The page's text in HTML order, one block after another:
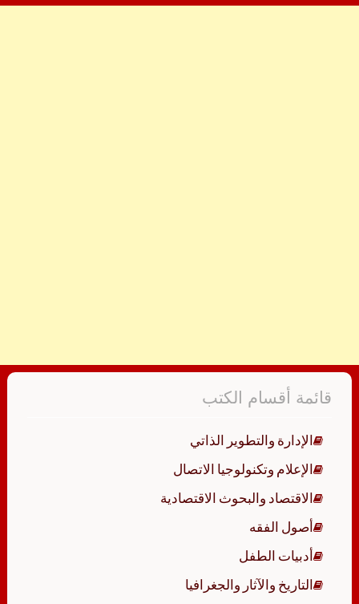
قائمة أقسام الكتب
الإدارة والتطوير الذاتي
الإعلام وتكنولوجيا الاتصال
الاقتصاد والبحوث الاقتصادية
أصول الفقه
أدبيات الطفل
التاريخ والآثار والجغرافيا